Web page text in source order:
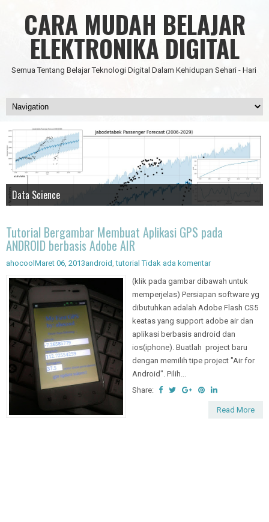
CARA MUDAH BELAJAR
ELEKTRONIKA DIGITAL
Semua Tentang Belajar Teknologi Digital Dalam Kehidupan Sehari - Hari
IC Timer 555 yang Multifungsi
Data Science
JAM DIGITAL 6 DIGIT TANPA MICRO FULL CMOS
Node Red - Kontrol Industri 4.0
Tutorial Bergambar Membuat Aplikasi GPS pada
ANDROID berbasis Adobe AIR
ahocool Maret 06, 2013android ,tutorial Tidak ada komentar
(klik pada gambar dibawah untuk
memperjelas) Persiapan software yg
dibutuhkan adalah Adobe Flash CS5
keatas yang support adobe air dan
aplikasi berbasis android dan
ios(iphone). Buatlah project baru
dengan memilih tipe project "Air for
Android". Pilih...
Share:
Read More